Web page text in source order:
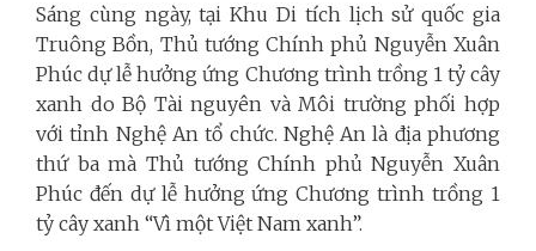
Sáng cùng ngày, tại Khu Di tích lịch sử quốc gia
Truông Bồn, Thủ tướng Chính phủ Nguyễn Xuân
Phúc dự lễ hưởng ứng Chương trình trồng 1 tỷ cây
xanh do Bộ Tài nguyên và Môi trường phối hợp
với tỉnh Nghệ An tổ chức. Nghệ An là địa phương
thứ ba mà Thủ tướng Chính phủ Nguyễn Xuân
Phúc đến dự lễ hưởng ứng Chương trình trồng 1
tỷ cây xanh “Vì một Việt Nam xanh”.